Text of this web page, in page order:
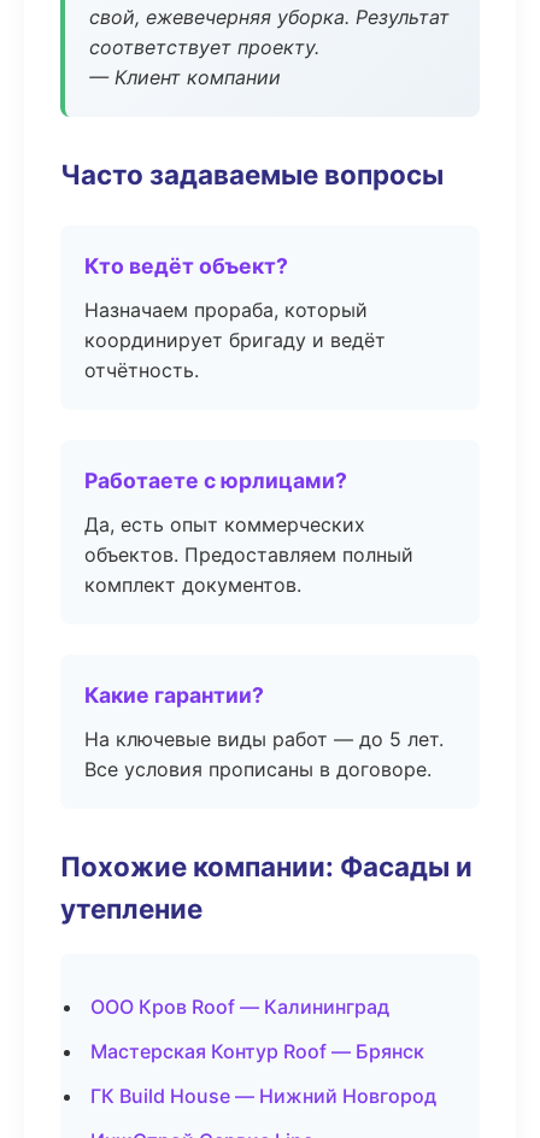
свой, ежевечерняя уборка. Результат
соответствует проекту.
— Клиент компании
Часто задаваемые вопросы
Кто ведёт объект?
Назначаем прораба, который
координирует бригаду и ведёт
отчётность.
Работаете с юрлицами?
Да, есть опыт коммерческих
объектов. Предоставляем полный
комплект документов.
Какие гарантии?
На ключевые виды работ — до 5 лет.
Все условия прописаны в договоре.
Похожие компании: Фасады и
утепление
ООО Кров Roof — Калининград
Мастерская Контур Roof — Брянск
ГК Build House — Нижний Новгород